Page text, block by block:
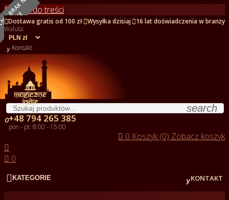
Przejdź do treści
Dostawa gratis od 100 zł Wysyłka dzisiaj 16 lat doświadczenia w branży
Waluta:
 Kontakt
search
+48 794 265 385
pon - pt: 8:00 - 15:00
 0 Koszyk (0) Zobacz koszyk

 0
 KATEGORIE KONTAKT
E